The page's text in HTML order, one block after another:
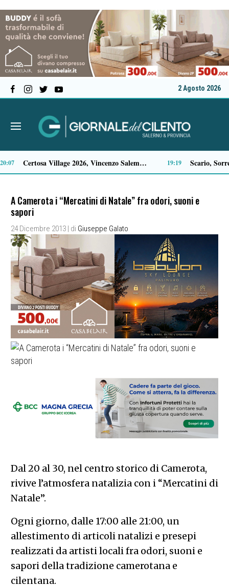
2 Agosto 2026
Castellabate, rubano cosmetici al supermercato: giovane coppia rintracciata con il “Targa System” 09:55 Salerno, decapitata la statua del Cristo nel centro storico
A Camerota i “Mercatini di Natale” fra odori, suoni e
sapori
24 Dicembre 2013 | di Giuseppe Galato
Dal 20 al 30, nel centro storico di Camerota,
rivive l’atmosfera natalizia con i “Mercatini di
Natale”.
Ogni giorno, dalle 17:00 alle 21:00, un
allestimento di articoli natalizi e presepi
realizzati da artisti locali fra odori, suoni e
sapori della tradizione camerotana e
cilentana.